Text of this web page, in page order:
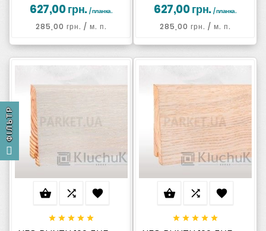
627,00 грн. / планка.
285,00 грн. / м. п.
627,00 грн. / планка.
285,00 грн. / м. п.
  
    
  
    
ФІЛЬТР